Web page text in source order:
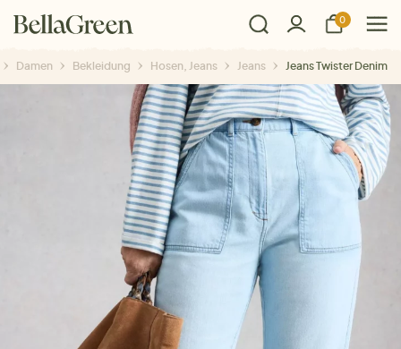
0
Damen Bekleidung Hosen, Jeans Jeans Jeans Twister Denim